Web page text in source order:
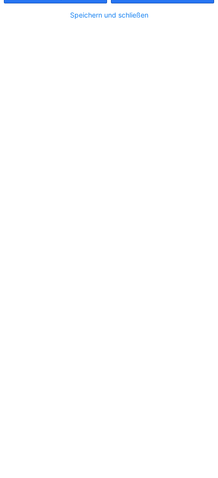
Speichern und schließen